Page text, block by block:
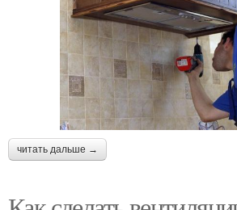
читать дальше →